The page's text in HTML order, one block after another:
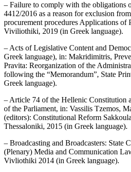
– Failure to comply with the obligations
4412/2016 as a reason for exclusion
procurement procedures Applications
Viviliothiki, 2019 (in Greek language).
– Acts of Legislative Content and
Greek language), in: Makridimitris,
Pravita: Reorganization of the
following the “Memorandum”, State
Greek language).
– Article 74 of the Hellenic Constitution
of the Parliament, in: Vassilis Tzemos,
(editors): Constitutional Reform
Thessaloniki, 2015 (in Greek language).
– Broadcasting and Broadcasters: State
(Plenary) Media and Communication
Vivliothiki 2014 (in Greek language).